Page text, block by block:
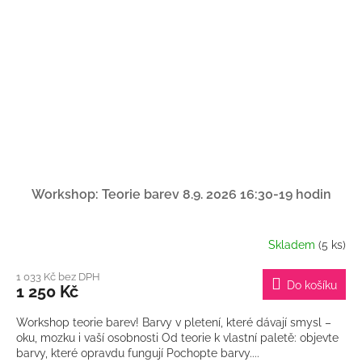
Workshop: Teorie barev 8.9. 2026 16:30-19 hodin
Skladem (5 ks)
1 033 Kč bez DPH
1 250 Kč Do košíku
Workshop teorie barev! Barvy v pletení, které dávají smysl –
oku, mozku i vaší osobnosti Od teorie k vlastní paletě: objevte
barvy, které opravdu fungují Pochopte barvy....